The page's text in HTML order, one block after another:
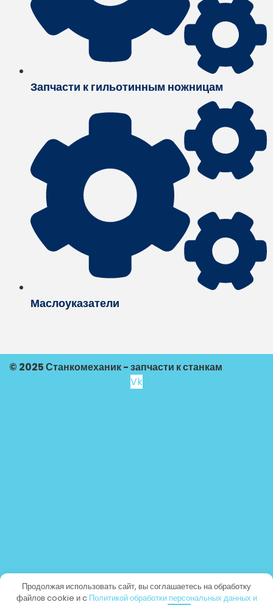
Запчасти к гильотинным ножницам
Маслоуказатели
© 2025 Станкомеханик - запчасти к станкам
Vk
Продолжая использовать сайт, вы соглашаетесь на обработку
файлов cookie и c Политикой обработки персональных данных и